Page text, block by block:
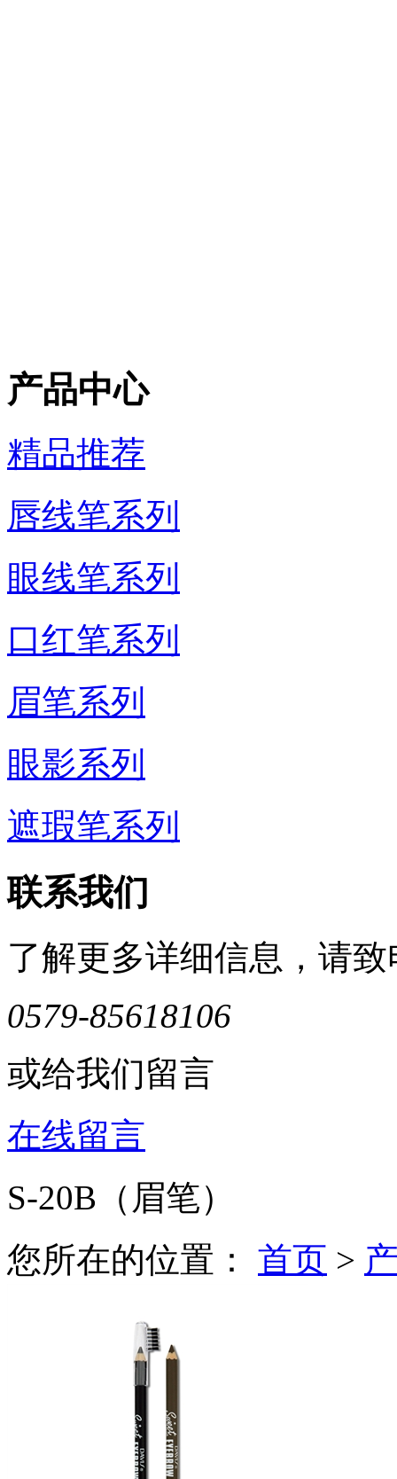
产品中心
精品推荐
唇线笔系列
眼线笔系列
口红笔系列
眉笔系列
眼影系列
遮瑕笔系列
联系我们
了解更多详细信息，请致
0579-85618106
或给我们留言
在线留言
S-20B（眉笔）
您所在的位置： 首页 >